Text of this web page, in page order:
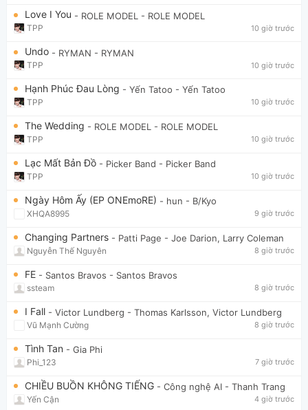
Love I You - ROLE MODEL - ROLE MODEL
TPP 10 giờ trước
Undo - RYMAN - RYMAN
TPP 10 giờ trước
Hạnh Phúc Đau Lòng - Yến Tatoo - Yến Tatoo
TPP 10 giờ trước
The Wedding - ROLE MODEL - ROLE MODEL
TPP 10 giờ trước
Lạc Mất Bản Đồ - Picker Band - Picker Band
TPP 10 giờ trước
Ngày Hôm Ấy (EP ONEmoRE) - hun - B/Kyo
XHQA8995 9 giờ trước
Changing Partners - Patti Page - Joe Darion, Larry Coleman
Nguyễn Thế Nguyên 8 giờ trước
FE - Santos Bravos - Santos Bravos
ssteam 8 giờ trước
I Fall - Victor Lundberg - Thomas Karlsson, Victor Lundberg
Vũ Mạnh Cường 8 giờ trước
Tình Tan - Gia Phi
Phi_123 7 giờ trước
CHIỀU BUỒN KHÔNG TIẾNG - Công nghệ AI - Thanh Trang
Yến Cận 4 giờ trước